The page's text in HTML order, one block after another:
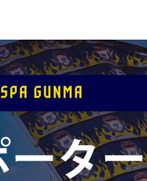
アシストパートナー
ザスパ応援店紹介
ホームタウン活動
スマイルキッズキャラバン
応援ベンダー設置のお願い
ふるさと納税